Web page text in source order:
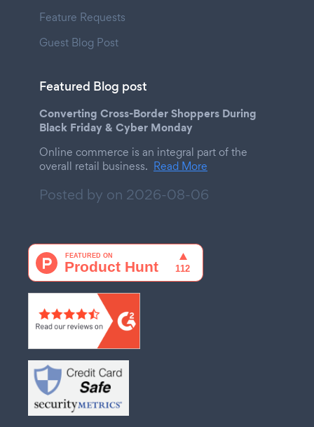
Feature Requests
Guest Blog Post
Featured Blog post
Converting Cross-Border Shoppers During
Black Friday & Cyber Monday
Online commerce is an integral part of the
overall retail business. Read More
Posted by on 2026-08-06